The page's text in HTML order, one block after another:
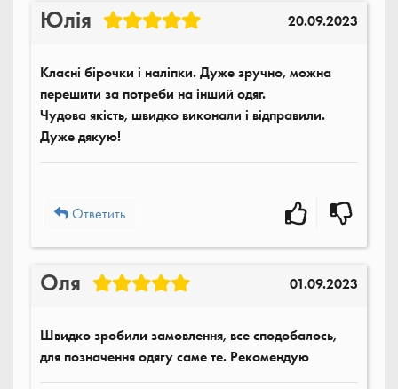
Юлія 20.09.2023
Класні бірочки і наліпки. Дуже зручно, можна
перешити за потреби на інший одяг.
Чудова якість, швидко виконали і відправили.
Дуже дякую!
Ответить
Оля 01.09.2023
Швидко зробили замовлення, все сподобалось,
для позначення одягу саме те. Рекомендую